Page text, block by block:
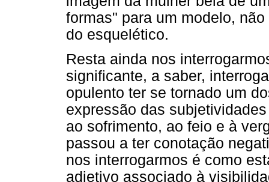
formas" para um modelo,
do esquelético.
Resta ainda nos
significante, a saber,
opulento ter se tornado um
expressão das
ao sofrimento, ao feio e à
passou a ter conotação
nos interrogarmos é como
adjetivo associado à